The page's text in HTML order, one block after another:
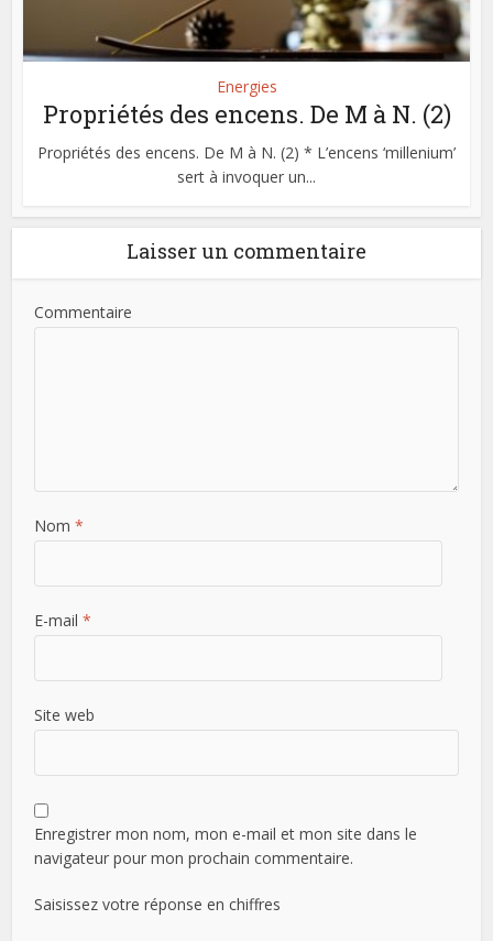
Energies
Propriétés des encens. De M à N. (2)
Propriétés des encens. De M à N. (2) * L’encens ‘millenium’
sert à invoquer un...
Laisser un commentaire
Commentaire
Nom*
E-mail*
Site web
Enregistrer mon nom, mon e-mail et mon site dans le
navigateur pour mon prochain commentaire.
Saisissez votre réponse en chiffres